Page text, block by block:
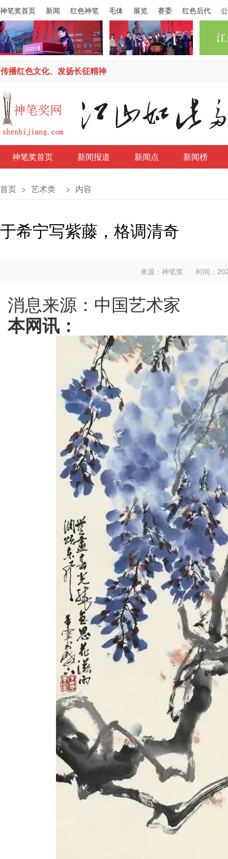
神笔奖首页 新闻 红色神笔 毛体 展览 赛委 红色后代
传播红色文化、发扬长征精神
神笔奖首页 新闻报道 新闻点 新闻榜
首页 > 艺术类 > 内容
于希宁写紫藤，格调清奇
来源：神笔奖 时间：
消息来源：中国艺术家
本网讯：